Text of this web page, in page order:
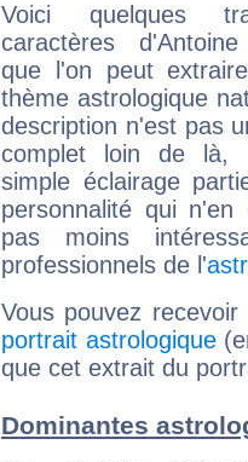
Voici quelques
caractères
que l'on peut
thème astrologique
description n'est pas
complet loin de là,
simple éclairage
personnalité qui n'en
pas moins
professionnels de l'
Vous pouvez
portrait astrologique
que cet extrait du
Dominantes